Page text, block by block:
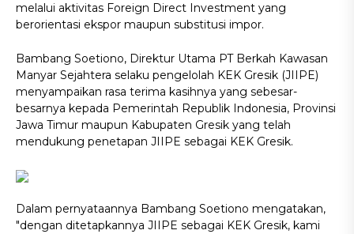
melalui aktivitas Foreign Direct Investment yang
berorientasi ekspor maupun substitusi impor.
Bambang Soetiono, Direktur Utama PT Berkah Kawasan
Manyar Sejahtera selaku pengelolah KEK Gresik (JIIPE)
menyampaikan rasa terima kasihnya yang sebesar-
besarnya kepada Pemerintah Republik Indonesia, Provinsi
Jawa Timur maupun Kabupaten Gresik yang telah
mendukung penetapan JIIPE sebagai KEK Gresik.
Dalam pernyataannya Bambang Soetiono mengatakan,
"dengan ditetapkannya JIIPE sebagai KEK Gresik, kami